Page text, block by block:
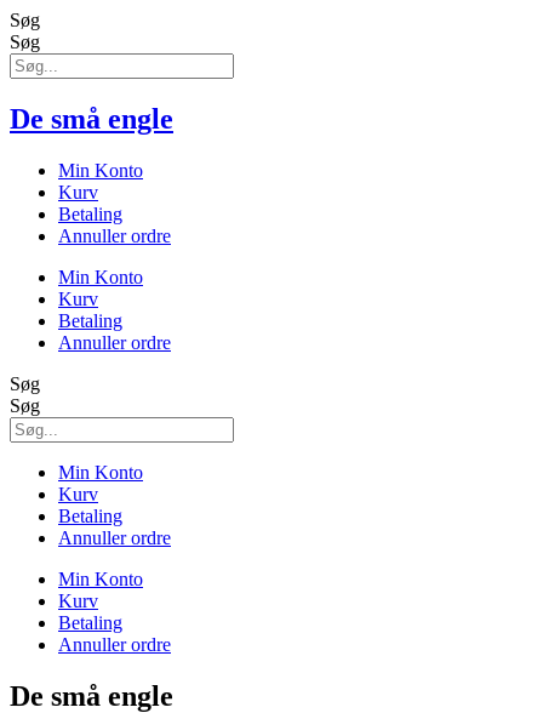
Søg
Søg
De små engle
Min Konto
Kurv
Betaling
Annuller ordre
Min Konto
Kurv
Betaling
Annuller ordre
Søg
Søg
Min Konto
Kurv
Betaling
Annuller ordre
Min Konto
Kurv
Betaling
Annuller ordre
De små engle